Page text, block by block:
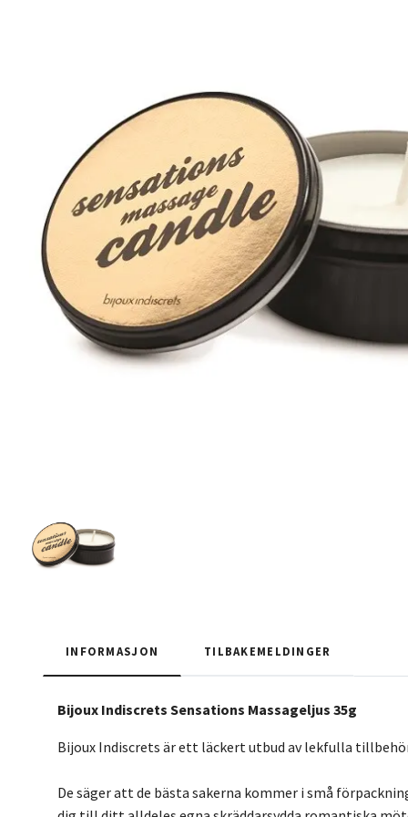
INFORMASJON TILBAKEMELDINGER
Bijoux Indiscrets Sensations Massageljus 35g
Bijoux Indiscrets är ett läckert utbud av lekfulla
De säger att de bästa sakerna kommer i små